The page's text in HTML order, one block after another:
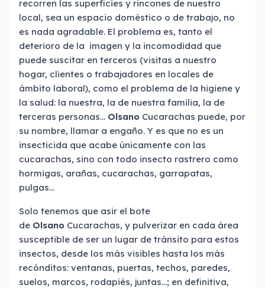
recorren las superficies y rincones de nuestro
local, sea un espacio doméstico o de trabajo, no
es nada agradable. El problema es, tanto el
deterioro de la imagen y la incomodidad que
puede suscitar en terceros (visitas a nuestro
hogar, clientes o trabajadores en locales de
ámbito laboral), como el problema de la higiene y
la salud: la nuestra, la de nuestra familia, la de
terceras personas… Olsano Cucarachas puede, por
su nombre, llamar a engaño. Y es que no es un
insecticida que acabe únicamente con las
cucarachas, sino con todo insecto rastrero como
hormigas, arañas, cucarachas, garrapatas,
pulgas…
Solo tenemos que asir el bote
de Olsano Cucarachas, y pulverizar en cada área
susceptible de ser un lugar de tránsito para estos
insectos, desde los más visibles hasta los más
recónditos: ventanas, puertas, techos, paredes,
suelos, marcos, rodapiés, juntas…; en definitiva,